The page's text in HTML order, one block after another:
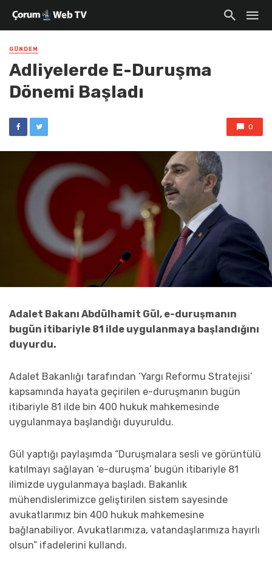
GÜNDEM
Adliyelerde E-Duruşma
Dönemi Başladı
0
Adalet Bakanı Abdülhamit Gül, e-duruşmanın
bugün itibariyle 81 ilde uygulanmaya başlandığını
duyurdu.
Adalet Bakanlığı tarafından ‘Yargı Reformu Stratejisi’
kapsamında hayata geçirilen e-duruşmanın bugün
itibariyle 81 ilde bin 400 hukuk mahkemesinde
uygulanmaya başlandığı duyuruldu.
Gül yaptığı paylaşımda “Duruşmalara sesli ve görüntülü
katılmayı sağlayan ‘e-duruşma’ bugün itibariyle 81
ilimizde uygulanmaya başladı. Bakanlık
mühendislerimizce geliştirilen sistem sayesinde
avukatlarımız bin 400 hukuk mahkemesine
bağlanabiliyor. Avukatlarımıza, vatandaşlarımıza hayırlı
olsun” ifadelerini kullandı.